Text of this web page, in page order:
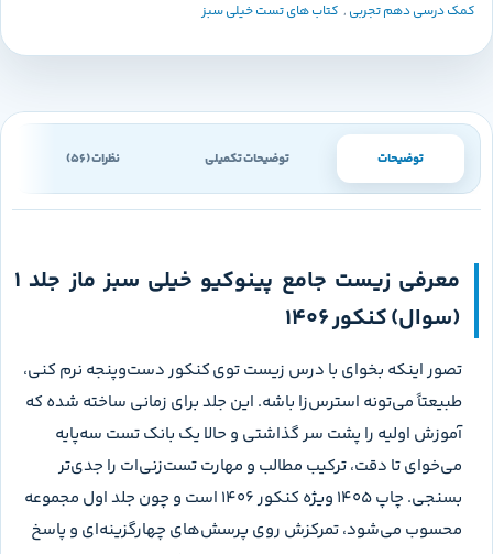
کمک درسی دهم تجربی , کتاب های تست خیلی سبز
توضیحات توضیحات تکمیلی نظرات (56)
معرفی زیست جامع پینوکیو خیلی سبز ماز جلد 1
(سوال) کنکور 1406
تصور اینکه بخوای با درس زیست توی کنکور دست‌وپنجه نرم کنی،
طبیعتاً می‌تونه استرس‌زا باشه. این جلد برای زمانی ساخته شده که
آموزش اولیه را پشت سر گذاشتی و حالا یک بانک تست سه‌پایه
می‌خوای تا دقت، ترکیب مطالب و مهارت تست‌زنی‌ات را جدی‌تر
بسنجی. چاپ ۱۴۰۵ ویژه کنکور ۱۴۰۶ است و چون جلد اول مجموعه
محسوب می‌شود، تمرکزش روی پرسش‌های چهارگزینه‌ای و پاسخ